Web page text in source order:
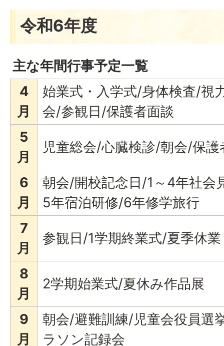
令和6年度
主な年間行事予定一覧
4
月
始業式・入学式/身体検査/視
会/参観日/保護者面談
5
月
児童総会/心臓検診/朝会/保
6
月
朝会/開校記念日/1～4年社会
5年宿泊研修/6年修学旅行
7
月
参観日/1学期終業式/夏季休業
8
月
2学期始業式/夏休み作品展
9
月
朝会/避難訓練/児童会役員選
ラソン記録会